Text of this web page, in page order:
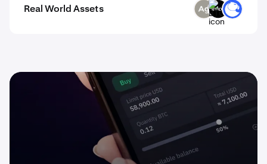
Real World Assets SLVR BTGOX ANT